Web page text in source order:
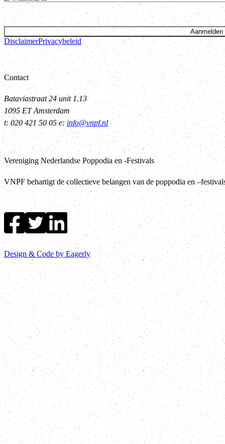
Aanmelden
DisclaimerPrivacybeleid
Contact
Bataviastraat 24 unit 1.13
1095 ET Amsterdam
t: 020 421 50 05 e: info@vnpf.nl
Vereniging Nederlandse Poppodia en -Festivals
VNPF behartigt de collectieve belangen van de poppodia en
Design & Code by Eagerly